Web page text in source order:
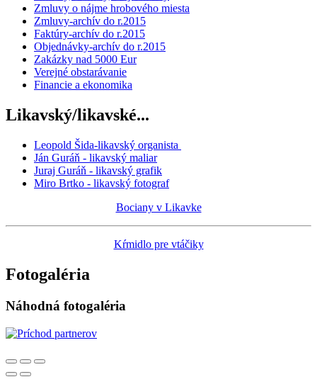
Zmluvy o nájme hrobového miesta
Zmluvy-archív do r.2015
Faktúry-archív do r.2015
Objednávky-archív do r.2015
Zakázky nad 5000 Eur
Verejné obstarávanie
Financie a ekonomika
Likavský/likavské...
Leopold Šida-likavský organista
Ján Guráň - likavský maliar
Juraj Guráň - likavský grafik
Miro Brtko - likavský fotograf
Bociany v Likavke
Kŕmidlo pre vtáčiky
Fotogaléria
Náhodná fotogaléria